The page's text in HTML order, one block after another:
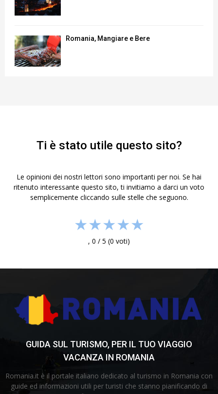
Romania, Mangiare e Bere
Ti è stato utile questo sito?
Le opinioni dei nostri lettori sono importanti per noi. Se hai
ritenuto interessante questo sito, ti invitiamo a darci un voto
semplicemente cliccando sulle stelle che seguono.
★★★★★
, 0 / 5 (0 voti)
GUIDA SUL TURISMO, PER IL TUO VIAGGIO
VACANZA IN ROMANIA
Romania.it è il portale italiano dedicato al turismo in Romania con
guide ed informazioni utili per turisti che stanno pianificando di